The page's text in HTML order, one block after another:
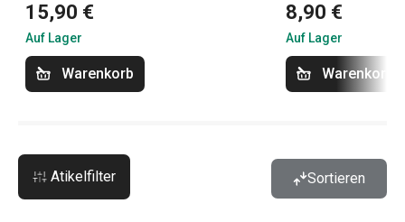
15,90 €
Auf Lager
Warenkorb
8,90 €
Auf Lager
Warenkorb
Atikelfilter Sortieren